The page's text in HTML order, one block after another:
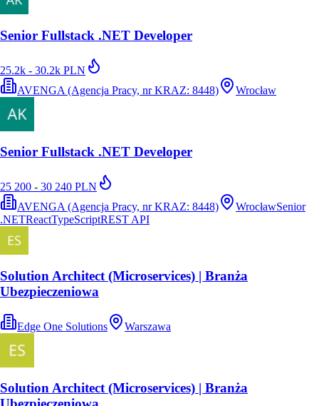
Senior Fullstack .NET Developer
25.2k - 30.2k PLN
AVENGA (Agencja Pracy, nr KRAZ: 8448)
Wrocław
Senior Fullstack .NET Developer
25 200 - 30 240 PLN
AVENGA (Agencja Pracy, nr KRAZ: 8448)
WrocławSenior
.NETReactTypeScriptREST API
Solution Architect (Microservices) | Branża
Ubezpieczeniowa
Edge One Solutions Warszawa
Solution Architect (Microservices) | Branża